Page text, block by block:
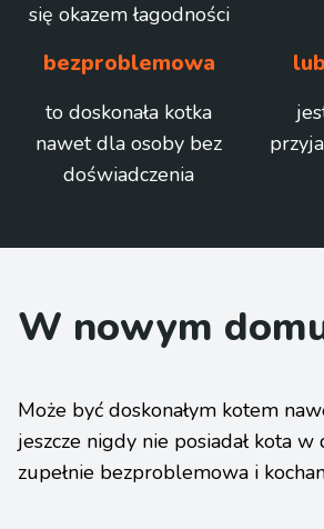
się okazem łagodności
bezproblemowa
to doskonała kotka
nawet dla osoby bez
doświadczenia
W nowym
Może być doskonałym kotem
jeszcze nigdy nie posiadał kota w
zupełnie bezproblemowa i